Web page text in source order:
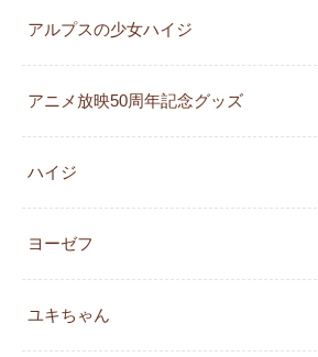
アルプスの少女ハイジ
アニメ放映50周年記念グッズ
ハイジ
ヨーゼフ
ユキちゃん